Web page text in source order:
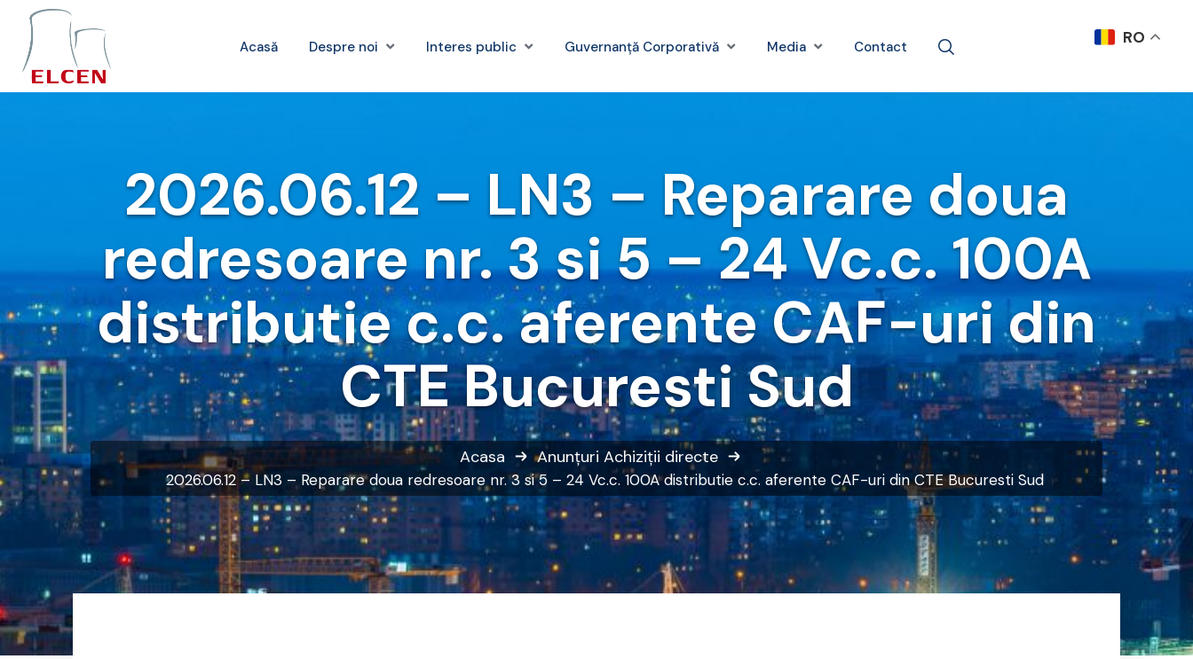
Acasă Despre noi Interes public Guvernanță Corporativă Media Contact
2026.06.12 – LN3 – Reparare doua
redresoare nr. 3 si 5 – 24 Vc.c. 100A
distributie c.c. aferente CAF-uri din
CTE Bucuresti Sud
Acasa Anunțuri Achiziții directe
2026.06.12 – LN3 – Reparare doua redresoare nr. 3 si 5 – 24 Vc.c. 100A distributie c.c. aferente CAF-uri din CTE Bucuresti Sud
RO